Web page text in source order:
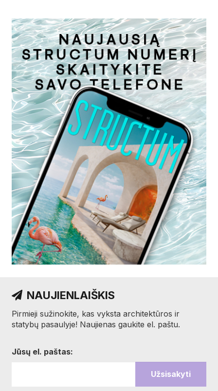
NAUJIENLAIŠKIS
Pirmieji sužinokite, kas vyksta architektūros ir
statybų pasaulyje! Naujienas gaukite el. paštu.
Jūsų el. paštas: